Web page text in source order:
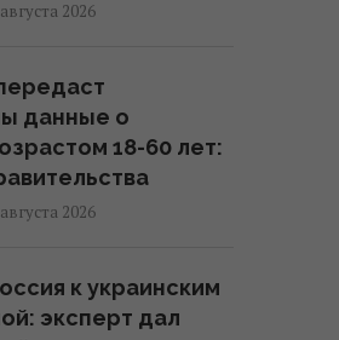
2026
данные о
18-60 лет:
2026
к украинским
эксперт дал